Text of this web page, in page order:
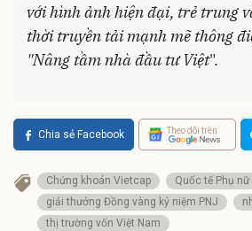
với hình ảnh hiện đại, trẻ trung
thời truyền tải mạnh mẽ thông
"Nâng tầm nhà đầu tư Việt".
Chia sẻ Facebook Theo dõi trên
Chứng khoán Vietcap
Quốc tế Phụ
giải thưởng Đồng vàng kỷ niệm PNJ
thị trường vốn Việt Nam